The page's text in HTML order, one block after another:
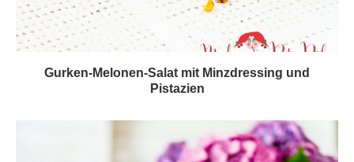
Gurken-Melonen-Salat mit Minzdressing und
Pistazien